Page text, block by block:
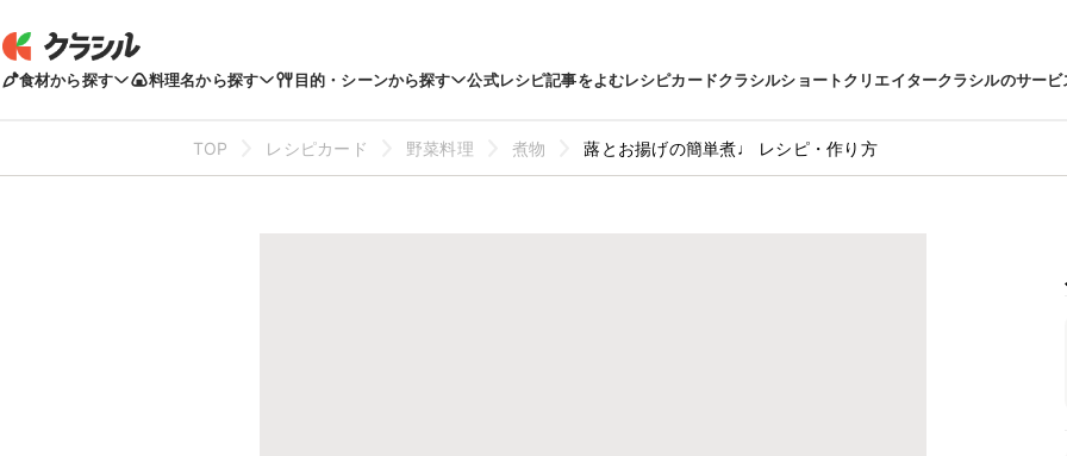
食材から探す 料理名から探す 目的・シーンから探す 公式レシピ記事をよむレシピカードクラシルショートクリエイタークラシルのサービ
TOP レシピカード 野菜料理 煮物 蕗とお揚げの簡単煮♩ レシピ・作り方